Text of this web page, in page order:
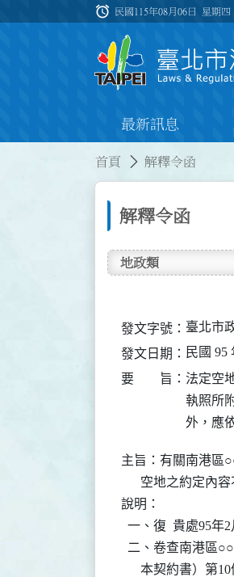
:::
alarm 民國115年08月06日 星期
最新訊息
首頁 解釋令函
解釋令函
地政類
發文字號： 臺北市
發文日期： 民國 95
要 旨： 法定空
執照所
外，應
主旨：有關南港區
空地之約定內
說明：
一、復  貴處95
二、卷查南港區
本契約書）第